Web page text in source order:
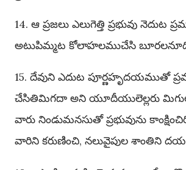
14. ఆ ప్రజలు ఎలుగెత్తి ప్రభువు నెదుట
అటుపిమ్మట కోలాహలముచేసి
15. దేవుని ఎదుట పూర్ణహృదయముతో
చేసితిమిగదా అని యూదీయులెల్లరు
వారు నిండుమనసుతో ప్రభువును
వారిని కరుణించి, నలువైపుల శాంతిని